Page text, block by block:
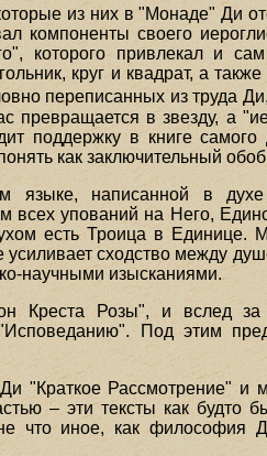
из них в "Монаде" Ди
компоненты своего
которого привлекал и
круг и квадрат, а
переписанных из труда
в звезду, а
поддержку в книге
как заключительный
языке, написанной в
всех упований на Него,
есть Троица в Единице.
сходство между
научными изысканиями.
Креста Розы", и вслед
Под этим
"Краткое Рассмотрение"
– эти тексты как будто
что иное, как философия